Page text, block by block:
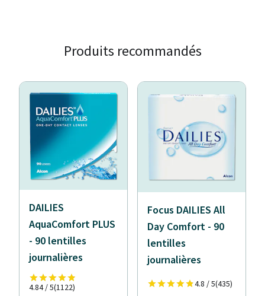
Produits recommandés
DAILIES
AquaComfort PLUS
- 90 lentilles
journalières
4.84 / 5(1122)
Focus DAILIES All
Day Comfort - 90
lentilles
journalières
4.8 / 5(435)